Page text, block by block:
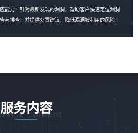
能力：针对最新发现的漏洞，帮助客户快速定位漏洞
与排查，并提供处置建议，降低漏洞被利用的风险，
服务内容
content